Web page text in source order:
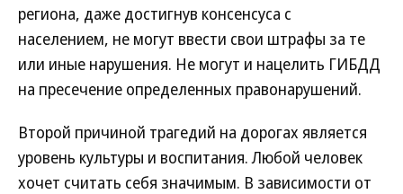
региона, даже достигнув консенсуса с
населением, не могут ввести свои штрафы за те
или иные нарушения. Не могут и нацелить ГИБДД
на пресечение определенных правонарушений.
Второй причиной трагедий на дорогах является
уровень культуры и воспитания. Любой человек
хочет считать себя значимым. В зависимости от